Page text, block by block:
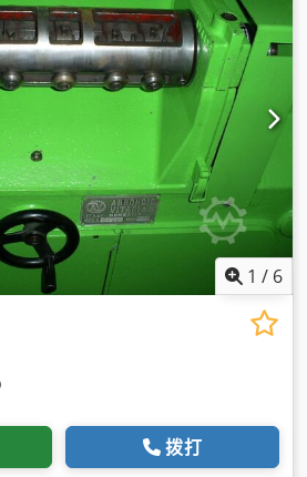
1 / 6
拨打